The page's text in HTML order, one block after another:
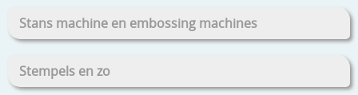
Stans machine en embossing machines
Stempels en zo